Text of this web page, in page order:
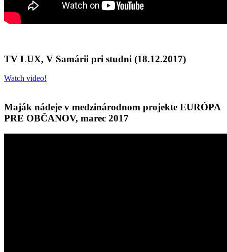
TV LUX, V Samárii pri studni (18.12.2017)
Watch video!
Maják nádeje v medzinárodnom projekte EURÓPA
PRE OBČANOV, marec 2017